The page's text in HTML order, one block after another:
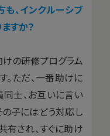
、インクルーシブ
すか？
の研修プログラム
。ただ、一番助けに
同士、お互いに言い
の子にはどう対応し
有され、すぐに助け